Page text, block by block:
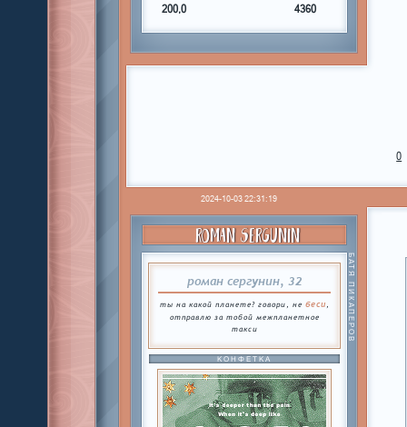
200,0 4360
0
2024-10-03 22:31:19
ROMAN SERGUNIN
роман сергунин, 32
ты на какой планете? говори, не беси,
отправлю за тобой межпланетное
такси
БАТЯ ПИКАПЕРОВ
КОНФЕТКА